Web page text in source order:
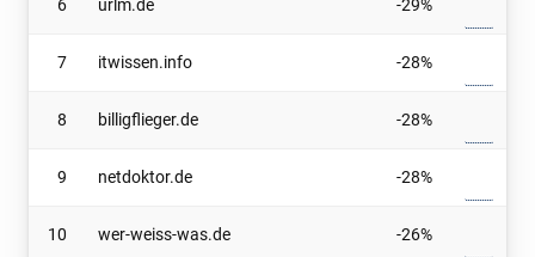
6 urlm.de -29%
7 itwissen.info -28%
8 billigflieger.de -28%
9 netdoktor.de -28%
10 wer-weiss-was.de -26%